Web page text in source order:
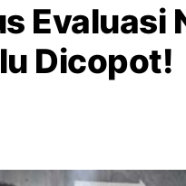
Evaluasi
Dicopot!